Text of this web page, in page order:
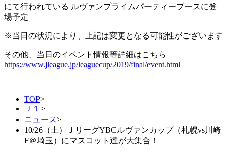
にて行われている ルヴァンプライムパーティーブースに登
場予定
※当日の状況により、上記は変更となる可能性がございます
その他、当日のイベント情報等詳細はこちら
https://www.jleague.jp/leaguecup/2019/final/event.html
TOP>
Ｊ１ >
ニュース>
10/26（土）ＪリーグYBCルヴァンカップ（札幌vs川崎
F＠埼玉）にマスコット達が大集合！